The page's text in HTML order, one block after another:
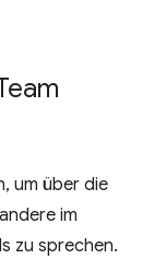
um über die
im
zu sprechen.